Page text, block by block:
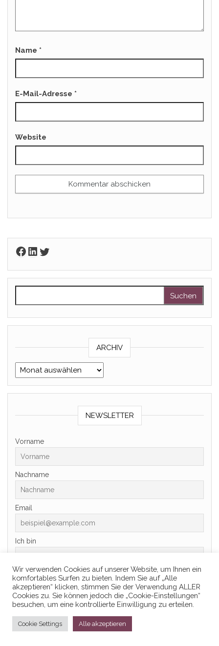
Name *
E-Mail-Adresse *
Website
Facebook
LinkedIn
Twitter
ARCHIV
Archiv
NEWSLETTER
Vorname
Nachname
Email
Ich bin
Indem Sie fortfahren, akzeptieren Sie unsere
Datenschutzerklärung.
Wir verwenden Cookies auf unserer Website, um Ihnen ein
komfortables Surfen zu bieten. Indem Sie auf „Alle
akzeptieren“ klicken, stimmen Sie der Verwendung ALLER
Cookies zu. Sie können jedoch die „Cookie-Einstellungen“
besuchen, um eine kontrollierte Einwilligung zu erteilen.
Cookie Settings Alle akzeptieren